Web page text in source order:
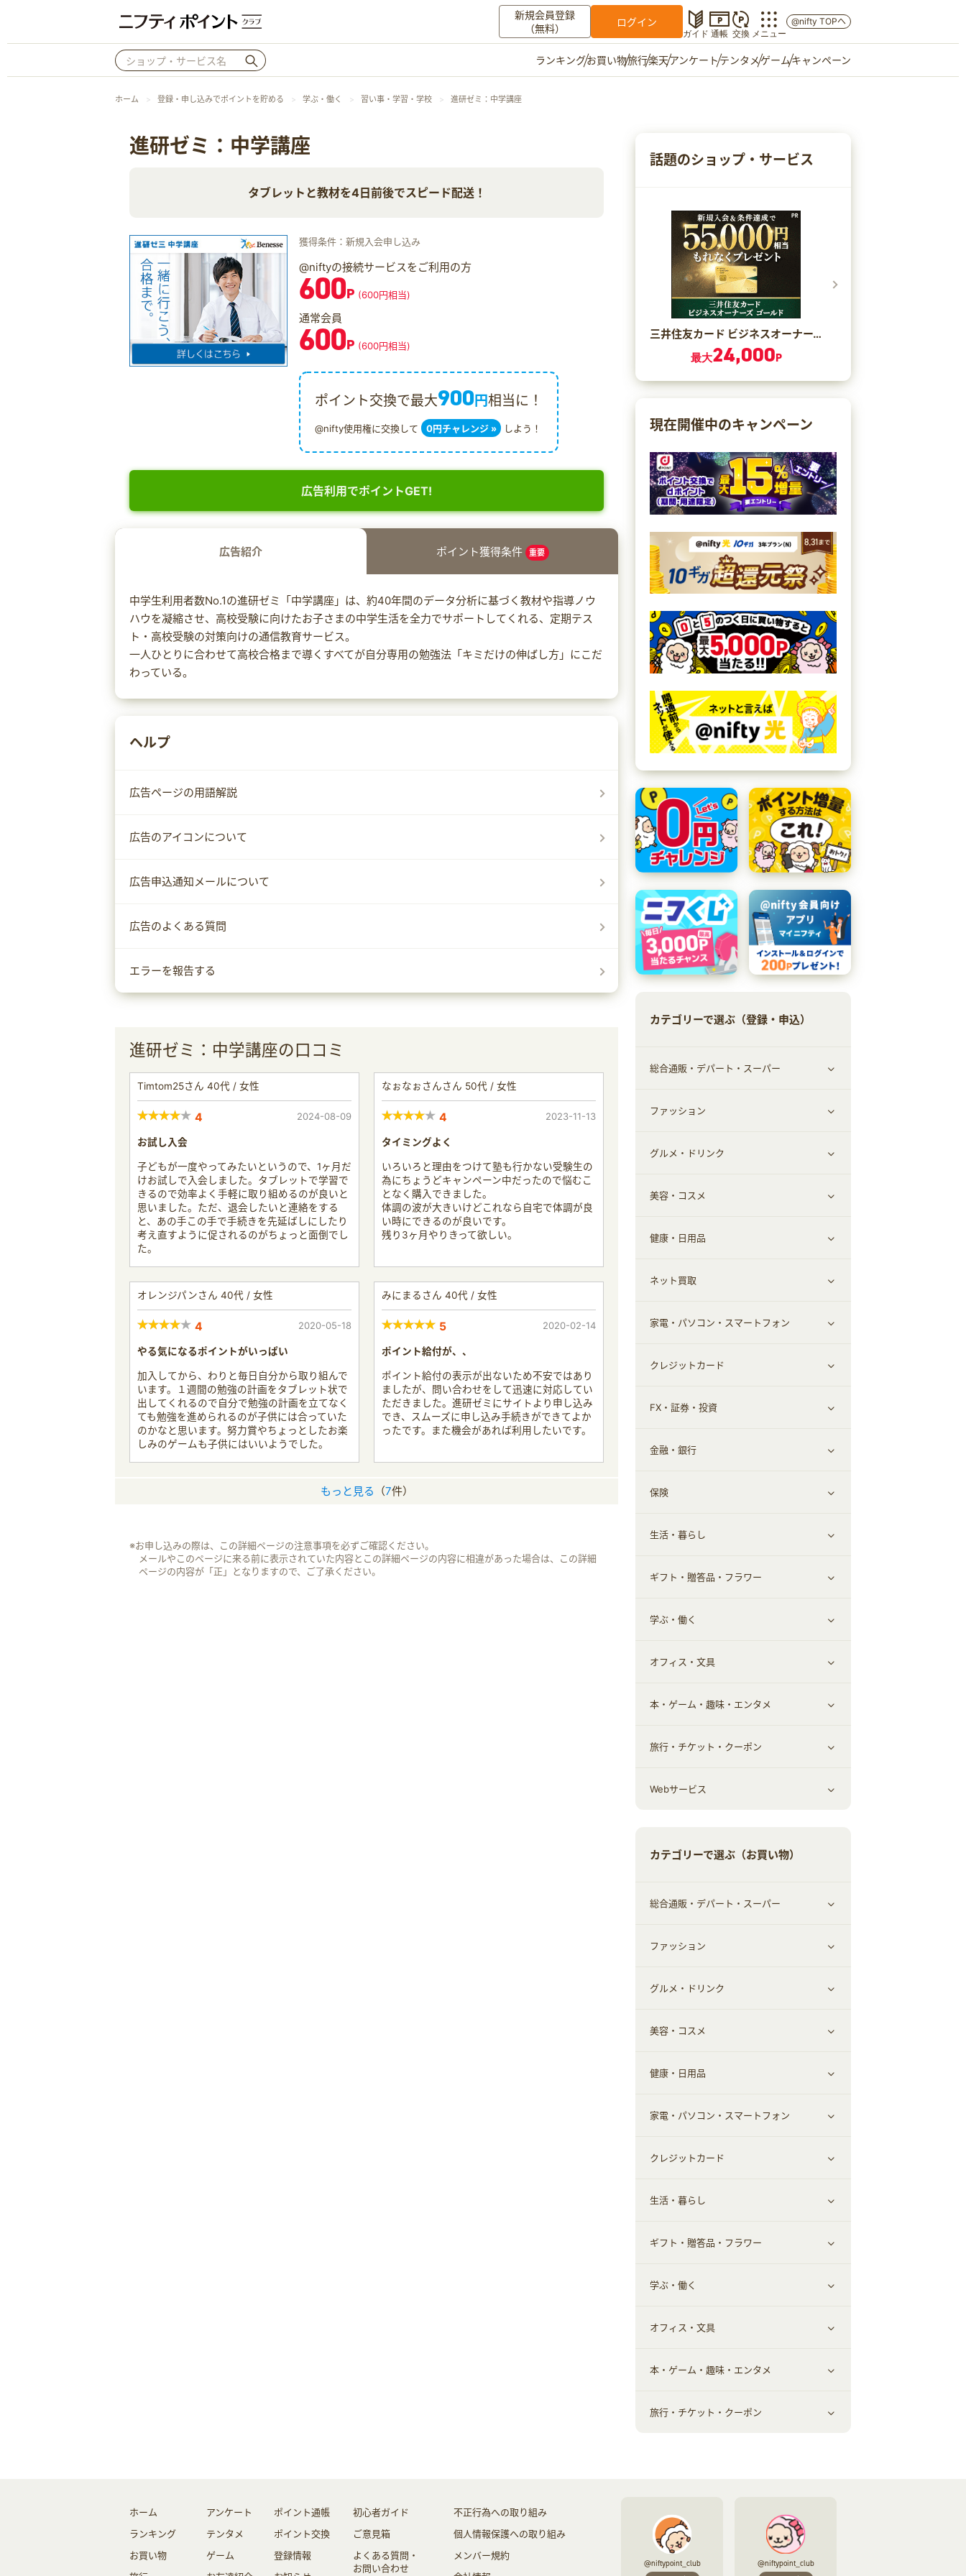
新規会員登録
（無料）
ログイン
ガイド 通帳 交換 メニュー
@nifty TOPへ
ランキングお買い物旅行楽天アンケートテンタメゲームキャンペーン
ホーム 登録・申し込みでポイントを貯める 学ぶ・働く 習い事・学習・学校 進研ゼミ：中学講座
進研ゼミ：中学講座
タブレットと教材を4日前後でスピード配送！
獲得条件：新規入会申し込み
@niftyの接続サービスをご利用の方
600P (600円相当)
通常会員
600P (600円相当)
ポイント交換で最大900円相当に！
@nifty使用権に交換して 0円チャレンジ » しよう！
広告利用でポイントGET!
広告紹介 ポイント獲得条件 重要
中学生利用者数No.1の進研ゼミ「中学講座」は、約40年間のデータ分析に基づく教材や指導ノウ
ハウを凝縮させ、高校受験に向けたお子さまの中学生活を全力でサポートしてくれる、定期テス
ト・高校受験の対策向けの通信教育サービス。
一人ひとりに合わせて高校合格まで導くすべてが自分専用の勉強法「キミだけの伸ばし方」にこだ
わっている。
ヘルプ
広告ページの用語解説
広告のアイコンについて
広告申込通知メールについて
広告のよくある質問
エラーを報告する
進研ゼミ：中学講座の口コミ
Timtom25さん 40代 / 女性
4 2024-08-09
お試し入会
子どもが一度やってみたいというので、1ヶ月だ
けお試しで入会しました。タブレットで学習で
きるので効率よく手軽に取り組めるのが良いと
思いました。ただ、退会したいと連絡をする
と、あの手この手で手続きを先延ばしにしたり
考え直すように促されるのがちょっと面倒でし
た。
なぉなぉさんさん 50代 / 女性
4 2023-11-13
タイミングよく
いろいろと理由をつけて塾も行かない受験生の
為にちょうどキャンペーン中だったので悩むこ
となく購入できました。
体調の波が大きいけどこれなら自宅で体調が良
い時にできるのが良いです。
残り3ヶ月やりきって欲しい。
オレンジパンさん 40代 / 女性
4 2020-05-18
やる気になるポイントがいっぱい
加入してから、わりと毎日自分から取り組んで
います。１週間の勉強の計画をタブレット状で
出してくれるので自分で勉強の計画を立てなく
ても勉強を進められるのが子供には合っていた
のかなと思います。努力賞やちょっとしたお楽
しみのゲームも子供にはいいようでした。
みにまるさん 40代 / 女性
5 2020-02-14
ポイント給付が、、
ポイント給付の表示が出ないため不安ではあり
ましたが、問い合わせをして迅速に対応してい
ただきました。進研ゼミにサイトより申し込み
でき、スムーズに申し込み手続きができてよか
ったです。また機会があれば利用したいです。
もっと見る （7件）
※お申し込みの際は、この詳細ページの注意事項を必ずご確認ください。
メールやこのページに来る前に表示されていた内容とこの詳細ページの内容に相違があった場合は、この詳細
ページの内容が「正」となりますので、ご了承ください。
話題のショップ・サービス
三井住友カード ビジネスオーナーズ ゴールド（カード発行）
最大24,000P
現在開催中のキャンペーン
カテゴリーで選ぶ（登録・申込）
総合通販・デパート・スーパー
すべて見る
総合通販
ファッション
すべて見る
ファッション
インナー・下着
スーツ・フォーマル
グルメ・ドリンク
すべて見る
グルメ
お酒
食材宅配
ウォーターサーバー
美容・コスメ
すべて見る
ヘアケア
エステ・サロン
メンズ美容
健康・日用品
すべて見る
スポーツ・フィットネス
日用品・薬局・からだ
ネット買取
すべて見る
ネット買取
家電・パソコン・スマートフォン
すべて見る
家電・パソコン・ソフトウェア
通信・レンタルサーバー
スマホ・携帯電話・SIM
定額制有料コンテンツ
クレジットカード
すべて見る
クレジットカード
FX・証券・投資
すべて見る
証券
仮想通貨
その他投資
金融・銀行
銀行・ネット銀行
キャッシング・ローン
その他金融
保険
すべて見る
保険相談・面談
生活・暮らし
すべて見る
住まい・暮らし
不動産
引越し
エコ・エネルギー
車情報・カーシェア・レンタル
ギフト・贈答品・フラワー
すべて見る
ギフト・贈答品
学ぶ・働く
すべて見る
習い事・学習・学校
仕事・転職
オフィス・文具
すべて見る
オフィス・文具
本・ゲーム・趣味・エンタメ
すべて見る
ゲーム・趣味
旅行・チケット・クーポン
すべて見る
Webサービス
カテゴリーで選ぶ（お買い物）
総合通販・デパート・スーパー
すべて見る
総合通販
デパート・スーパー
ファッション
すべて見る
ファッション
インナー・下着
靴・フットウェア
小物・かばん
スーツ・フォーマル
グルメ・ドリンク
すべて見る
グルメ
ドリンク
お酒
食材宅配
美容・コスメ
すべて見る
スキンケア
メイクアップ
ヘアケア
メンズ美容
美容・ダイエット用品
脱毛用品
美容食品
健康・日用品
すべて見る
健康食品｜青汁・飲料
健康食品｜乳酸菌・ケフィア
健康食品｜その他
スポーツ・フィットネス
日用品・薬局・からだ
家電・パソコン・スマートフォン
すべて見る
家電・パソコン・ソフトウェア
スマホ・携帯電話・SIM
クレジットカード
すべて見る
クレジットカード
生活・暮らし
すべて見る
車情報・カーシェア・レンタル
お役立ち
生活雑貨・家具インテリア
赤ちゃん・こども・マタニティ
ギフト・贈答品・フラワー
すべて見る
ギフト・贈答品
フラワー
学ぶ・働く
すべて見る
習い事・学習・学校
オフィス・文具
すべて見る
オフィス・文具
本・ゲーム・趣味・エンタメ
すべて見る
本
旅行・チケット・クーポン
チケット・クーポン・チラシ
ホーム
ランキング
お買い物
アンケート
テンタメ
ゲーム
ポイント通帳
ポイント交換
登録情報
初心者ガイド
ご意見箱
よくある質問・
お問い合わせ
不正行為への取り組み
個人情報保護への取り組み
メンバー規約
@niftypoint_club @niftypoint_club